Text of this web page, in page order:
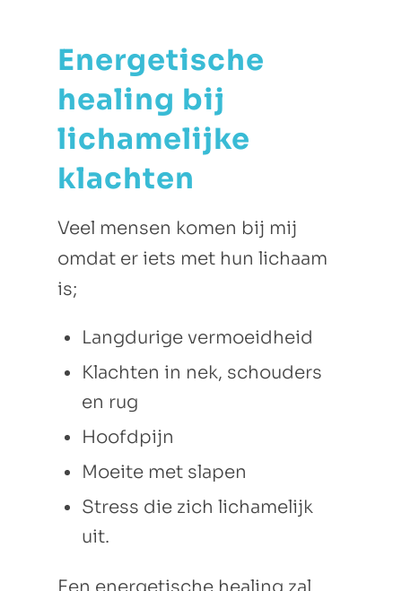
Energetische
healing bij
lichamelijke
klachten
Veel mensen komen bij mij
omdat er iets met hun lichaam
is;
Langdurige vermoeidheid
Klachten in nek, schouders
en rug
Hoofdpijn
Moeite met slapen
Stress die zich lichamelijk
uit.